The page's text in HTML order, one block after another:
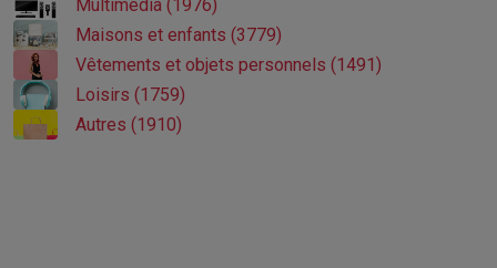
Multimedia (1976)
Maisons et enfants (3779)
Vêtements et objets personnels (1491)
Loisirs (1759)
Autres (1910)